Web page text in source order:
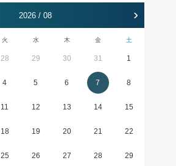
2026 / 08 ›
火 水 木 金 土
28 29 30 31 1
4 5 6 7 8
11 12 13 14 15
18 19 20 21 22
25 26 27 28 29